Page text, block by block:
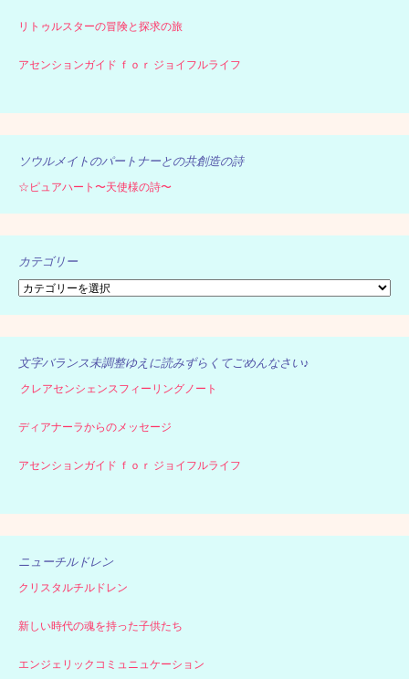
リトゥルスターの冒険と探求の旅
アセンションガイド ｆｏｒ ジョイフルライフ
ソウルメイトのパートナーとの共創造の詩
☆ピュアハート〜天使様の詩〜
カテゴリー
カ
ゴ
リ
文字バランス未調整ゆえに読みずらくてごめんなさい♪
クレアセンシェンスフィーリングノート
ディアナーラからのメッセージ
アセンションガイド ｆｏｒ ジョイフルライフ
ニューチルドレン
クリスタルチルドレン
新しい時代の魂を持った子供たち
エンジェリックコミュニュケーション